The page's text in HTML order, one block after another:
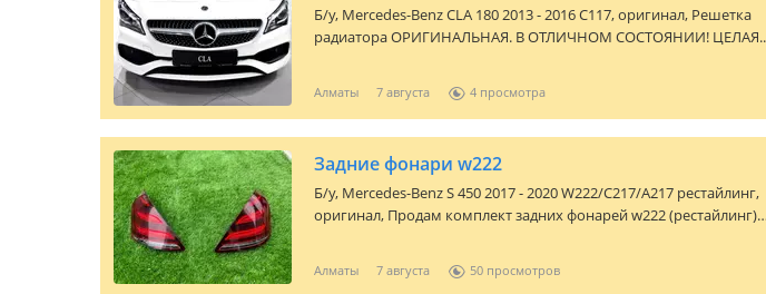
Б/y, Mercedes-Benz CLA 180 2013 - 2016 C117, оригинал, Решетка
радиатора ОРИГИНАЛЬНАЯ. В ОТЛИЧНОМ СОСТОЯНИИ! ЦЕЛАЯ.
Алматы 7 августа 4
Задние фонари w222
Б/y, Mercedes-Benz S 450 2017 - 2020 W222/C217/A217 рестайлинг,
оригинал, Продам комплект задних фонарей w222 (рестайлинг)
отдельности
Алматы 7 августа 50